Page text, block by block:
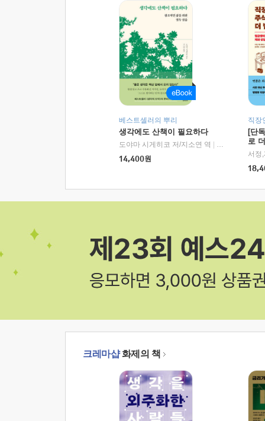
베스트셀러의 뿌리
생각에도 산책이 필요하다
도야마 시게히코 저/지소연 역
알에이치코리
14,400원
직장
[단
로
크레마샵화제의 책